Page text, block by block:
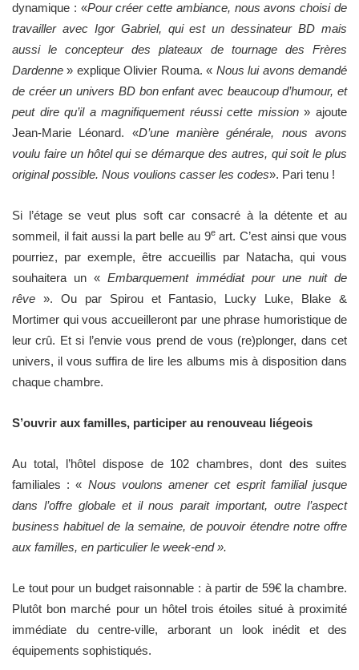
dynamique : «Pour créer cette ambiance, nous avons choisi de
travailler avec Igor Gabriel, qui est un dessinateur BD mais
aussi le concepteur des plateaux de tournage des Frères
Dardenne » explique Olivier Rouma. « Nous lui avons demandé
de créer un univers BD bon enfant avec beaucoup d’humour, et
peut dire qu’il a magnifiquement réussi cette mission» ajoute
Jean-Marie Léonard. «D’une manière générale, nous avons
voulu faire un hôtel qui se démarque des autres, qui soit le plus
original possible. Nous voulions casser les codes». Pari tenu !
Si l’étage se veut plus soft car consacré à la détente et au
sommeil, il fait aussi la part belle au 9eart. C’est ainsi que vous
pourriez, par exemple, être accueillis par Natacha, qui vous
souhaitera un «Embarquement immédiat pour une nuit de
rêve ». Ou par Spirou et Fantasio, Lucky Luke, Blake &
Mortimer qui vous accueilleront par une phrase humoristique de
leur crû. Et si l’envie vous prend de vous (re)plonger, dans cet
univers, il vous suffira de lire les albums mis à disposition dans
chaque chambre.
S’ouvrir aux familles, participer au renouveau liégeois
Au total, l’hôtel dispose de 102 chambres, dont des suites
familiales : « Nous voulons amener cet esprit familial jusque
dans l’offre globale et il nous parait important, outre l’aspect
business habituel de la semaine, de pouvoir étendre notre offre
aux familles, en particulier le week-end ».
Le tout pour un budget raisonnable : à partir de 59€ la chambre.
Plutôt bon marché pour un hôtel trois étoiles situé à proximité
immédiate du centre-ville, arborant un look inédit et des
équipements sophistiqués.